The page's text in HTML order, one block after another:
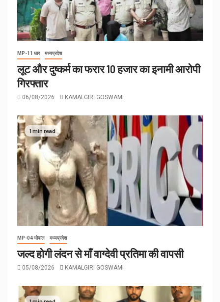
MP-11 धार मध्यप्रदेश
लूट और दुष्कर्म का फरार 10 हजार का इनामी आरोपी
गिरफ्तार
06/08/2026 KAMALGIRI GOSWAMI
1 min read
MP-04 भोपाल मध्यप्रदेश
जल्द होगी लंदन से माँ वाग्देवी प्रतिमा की वापसी
05/08/2026 KAMALGIRI GOSWAMI